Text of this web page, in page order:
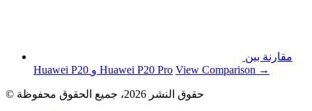
مقارنة بين
Huawei P20 و Huawei P20 Pro View Comparison →